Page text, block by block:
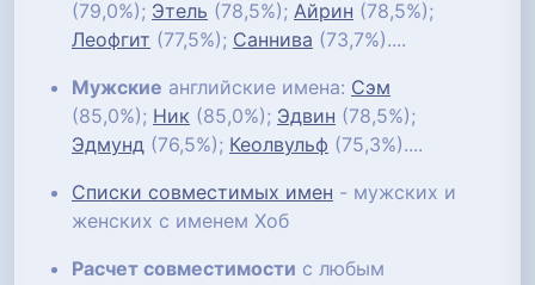
(79,0%); Этель (78,5%); Айрин (78,5%);
Леофгит (77,5%); Саннива (73,7%)....
Мужские английские имена: Сэм
(85,0%); Ник (85,0%); Эдвин (78,5%);
Эдмунд (76,5%); Кеолвульф (75,3%)....
Списки совместимых имен - мужских и
женских с именем Хоб
Расчет совместимости с любым